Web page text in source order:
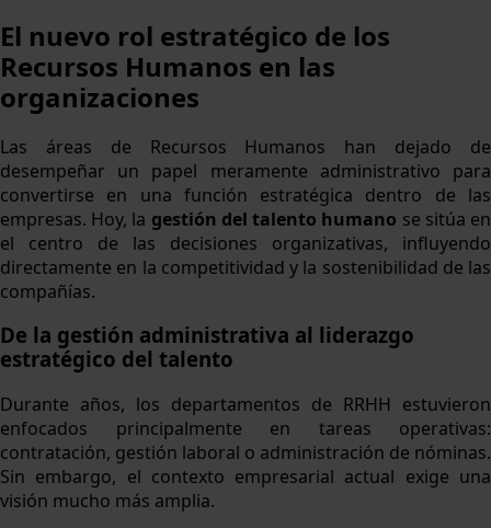
El nuevo rol estratégico de los
Recursos Humanos en las
organizaciones
Las áreas de Recursos Humanos han dejado de
desempeñar un papel meramente administrativo para
convertirse en una función estratégica dentro de las
empresas. Hoy, la gestión del talento humano se sitúa en
el centro de las decisiones organizativas, influyendo
directamente en la competitividad y la sostenibilidad de las
compañías.
De la gestión administrativa al liderazgo
estratégico del talento
Durante años, los departamentos de RRHH estuvieron
enfocados principalmente en tareas operativas:
contratación, gestión laboral o administración de nóminas.
Sin embargo, el contexto empresarial actual exige una
visión mucho más amplia.